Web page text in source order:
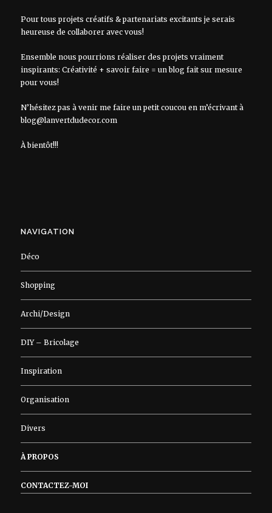
Pour tous projets créatifs & partenariats excitants je serais
heureuse de collaborer avec vous!
Ensemble nous pourrions réaliser des projets vraiment
inspirants: Créativité + savoir faire = un blog fait sur mesure
pour vous!
N’hésitez pas à venir me faire un petit coucou en m’écrivant à
blog@lanvertdudecor.com
À bientôt!!!
NAVIGATION
Déco
Shopping
Archi/Design
DIY – Bricolage
Inspiration
Organisation
Divers
À PROPOS
CONTACTEZ-MOI